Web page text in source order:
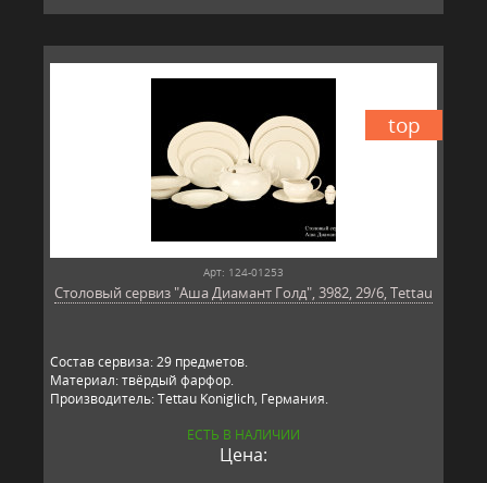
top
Арт: 124-01253
Столовый сервиз "Аша Диамант Голд", 3982, 29/6, Tettau
Состав сервиза: 29 предметов.
Материал: твёрдый фарфор.
Производитель: Tettau Koniglich, Германия.
ЕСТЬ В НАЛИЧИИ
Цена: